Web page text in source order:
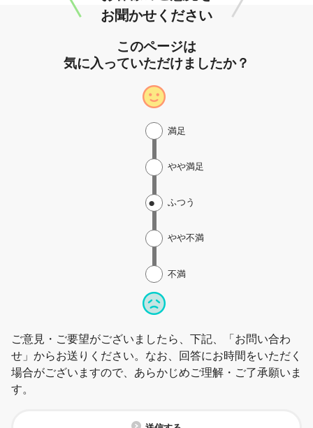
お聞かせください
このページは
気に入っていただけましたか？
不満
やや不満
ふつう
やや満足
満足
ご意見・ご要望がございましたら、下記、「お問い合わ
せ」からお送りください。なお、回答にお時間をいただく
場合がございますので、あらかじめご理解・ご了承願いま
す。